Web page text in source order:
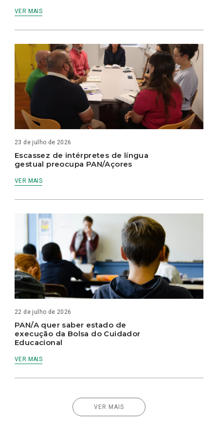
VER MAIS
23 de julho de 2026
Escassez de intérpretes de língua
gestual preocupa PAN/Açores
VER MAIS
22 de julho de 2026
PAN/A quer saber estado de
execução da Bolsa do Cuidador
Educacional
VER MAIS
VER MAIS